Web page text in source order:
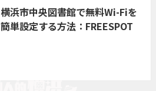
横浜市中央図書館で無料Wi-Fiを
簡単設定する方法：FREESPOT